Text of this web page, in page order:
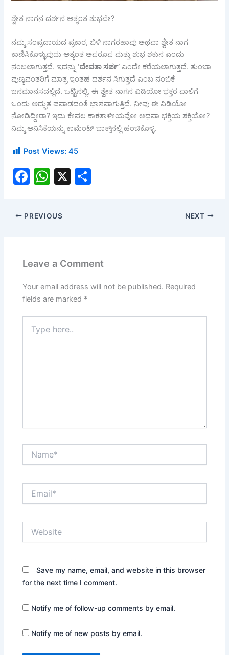
ಶ್ವೇತ ನಾಗನ ದರ್ಶನ ಅತ್ಯಂತ ಶುಭವೇ?
ನಮ್ಮ ಸಂಪ್ರದಾಯದ ಪ್ರಕಾರ, ಬಿಳಿ ನಾಗರಹಾವು ಅಥವಾ ಶ್ವೇತ ನಾಗ
ಕಾಣಿಸಿಕೊಳ್ಳುವುದು ಅತ್ಯಂತ ಅಪರೂಪ ಮತ್ತು ಶುಭ ಶಕುನ ಎಂದು
ನಂಬಲಾಗುತ್ತದೆ. ಇದನ್ನು ‘ದೇವತಾಸರ್ಪ’ ಎಂದೇ ಕರೆಯಲಾಗುತ್ತದೆ. ತುಂಬಾ
ಪುಣ್ಯವಂತರಿಗೆ ಮಾತ್ರ ಇಂತಹ ದರ್ಶನ ಸಿಗುತ್ತದೆ ಎಂಬ ನಂಬಿಕೆ
ಜನಮಾನಸದಲ್ಲಿದೆ. ಒಟ್ಟಿನಲ್ಲಿ, ಈ ಶ್ವೇತ ನಾಗನ ವಿಡಿಯೋ ಭಕ್ತರ ಪಾಲಿಗೆ
ಒಂದು ಅದ್ಭುತ ಪವಾಡದಂತೆ ಭಾಸವಾಗುತ್ತಿದೆ. ನೀವು ಈ ವಿಡಿಯೋ
ನೋಡಿದ್ದೀರಾ? ಇದು ಕೇವಲ ಕಾಕತಾಳೀಯವೋ ಅಥವಾ ಭಕ್ತಿಯ ಶಕ್ತಿಯೋ?
ನಿಮ್ಮ ಅನಿಸಿಕೆಯನ್ನು ಕಾಮೆಂಟ್ ಬಾಕ್ಸ್‌ನಲ್ಲಿ ಹಂಚಿಕೊಳ್ಳಿ.
Post Views: 45
F
c
e
o
k
W
at
s
p
X
PREVIOUS NEXT
Leave a Comment
Your email address will not be published. Required
fields are marked *
here..
Save my name, email, and website in this browser
for the next time I comment.
Notify me of follow-up comments by email.
Notify me of new posts by email.